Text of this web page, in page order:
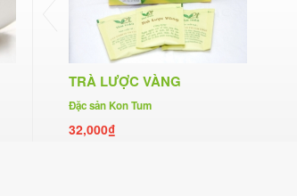
TRÀ LƯỢC VÀNG
Đặc sản Kon Tum
32,000₫